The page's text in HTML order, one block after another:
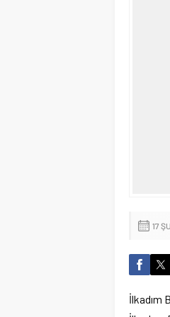
17
İlkadım